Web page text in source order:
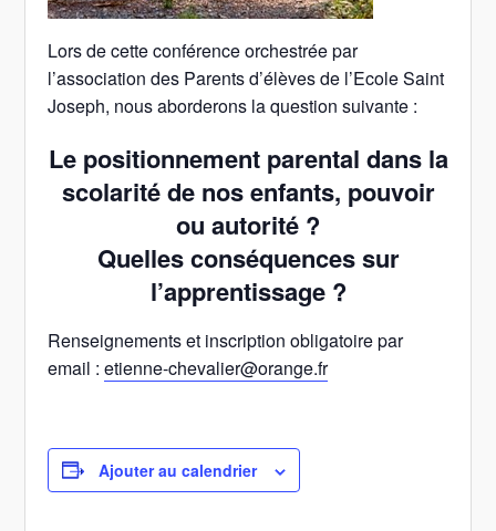
Lors de cette conférence orchestrée par
l’association des Parents d’élèves de l’Ecole Saint
Joseph, nous aborderons la question suivante :
Le positionnement parental dans la
scolarité de nos enfants, pouvoir
ou autorité ?
Quelles conséquences sur
l’apprentissage ?
Renseignements et inscription obligatoire par
email :etienne-chevalier@orange.fr
Ajouter au calendrier